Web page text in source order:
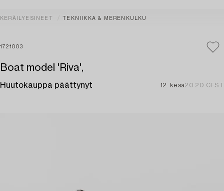
KERÄILYESINEET TEKNIIKKA & MERENKULKU
1721003
Boat model 'Riva',
Huutokauppa päättynyt 12. kesä20:20 CEST